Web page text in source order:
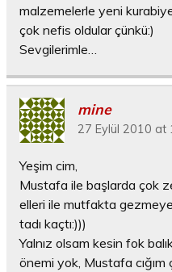
malzemelerle yeni
çok nefis oldular çünkü:)
Sevgilerimle…
mine
27 Eylül 2010 at
Yeşim cim,
Mustafa ile başlarda çok
elleri ile mutfakta
tadı kaçtı:)))
Yalnız olsam kesin fok
önemi yok, Mustafa cığım